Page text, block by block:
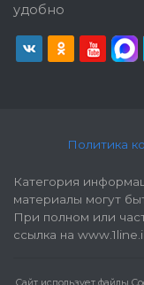
удобно
Политика
Категория
материалы могут
При полном или
ссылка на
Cайт использует файлы